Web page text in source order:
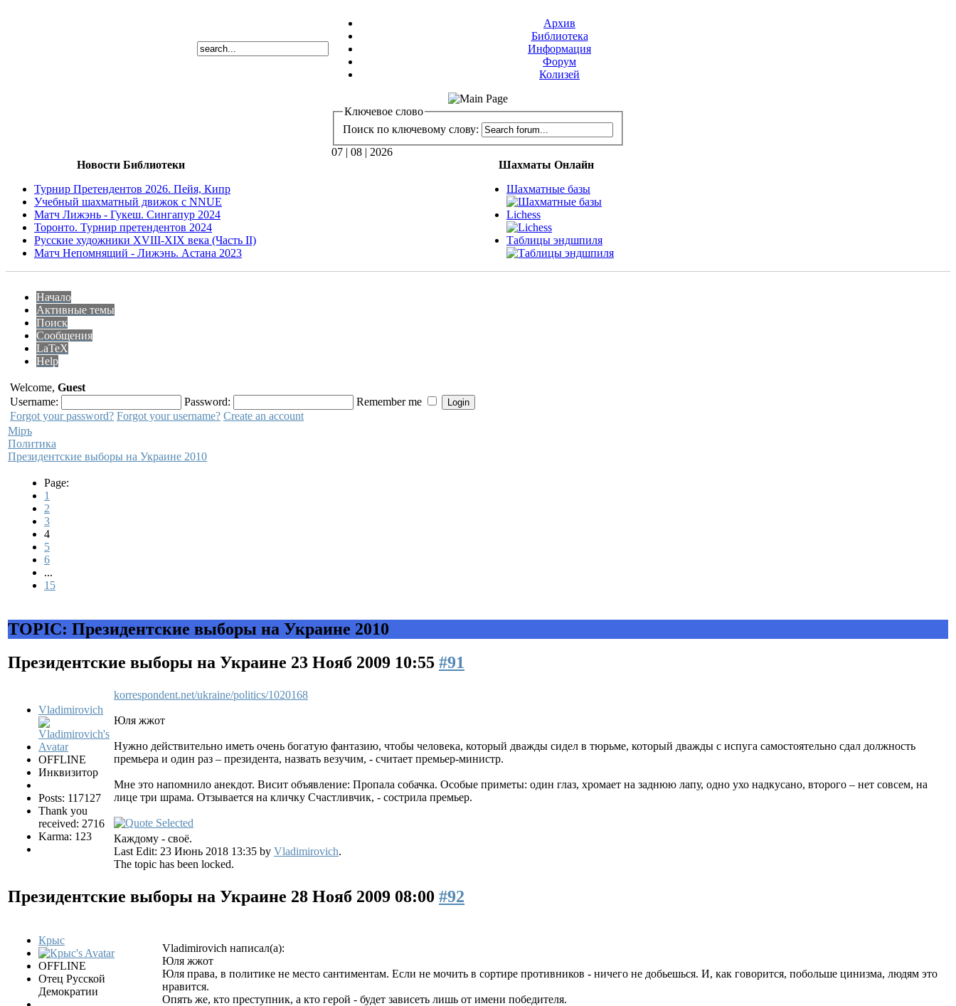
Архив
Библиотека
Информация
Форум
Колизей
Ключевое слово
Поиск по ключевому слову:
07 | 08 | 2026
Новости Библиотеки
Турнир Претендентов 2026. Пейя, Кипр
Учебный шахматный движок с NNUE
Матч Лижэнь - Гукеш. Сингапур 2024
Торонто. Турнир претендентов 2024
Русские художники XVIII-XIX века (Часть II)
Матч Непомнящий - Лижэнь. Астана 2023
Шахматы Онлайн
Шахматные базы
Lichess
Таблицы эндшпиля
Начало
Активные темы
Поиск
Сообщения
LaTeX
Help
Welcome, Guest
Username:
Password:
Remember me
Forgot your password? Forgot your username? Create an account
Мiръ
Политика
Президентские выборы на Украине 2010
Page:
1
2
3
4
5
6
...
15
TOPIC: Президентские выборы на Украине 2010
Президентские выборы на Украине 23 Нояб 2009 10:55 #91
Vladimirovich
OFFLINE
Инквизитор
Posts: 117127
Thank you
received: 2716
Karma: 123
korrespondent.net/ukraine/politics/1020168
Юля жжот
Нужно действительно иметь очень богатую фантазию, чтобы человека, который дважды сидел в тюрьме, который дважды с испуга самостоятельно сдал должность
премьера и один раз – президента, назвать везучим, - считает премьер-министр.
Мне это напомнило анекдот. Висит объявление: Пропала собачка. Особые приметы: один глаз, хромает на заднюю лапу, одно ухо надкусано, второго – нет совсем, на
лице три шрама. Отзывается на кличку Счастливчик, - сострила премьер.
Каждому - своё.
Last Edit: 23 Июнь 2018 13:35 by Vladimirovich.
The topic has been locked.
Президентские выборы на Украине 28 Нояб 2009 08:00 #92
Крыс
OFFLINE
Отец Русской
Демократии
Vladimirovich написал(а):
Юля жжот
Юля права, в политике не место сантиментам. Если не мочить в сортире противников - ничего не добьешься. И, как говорится, побольше цинизма, людям это
нравится.
Опять же, кто преступник, а кто герой - будет зависеть лишь от имени победителя.